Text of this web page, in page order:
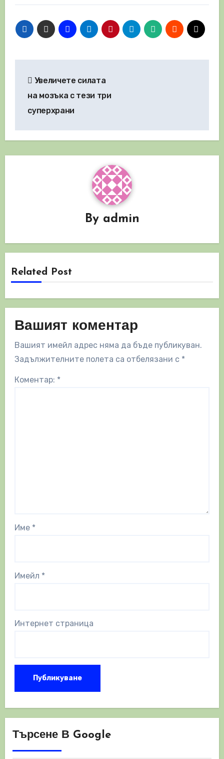
Увеличете силата
на мозъка с тези три
суперхрани
By admin
Related Post
Вашият коментар
Вашият имейл адрес няма да бъде публикуван.
Задължителните полета са отбелязани с *
Коментар: *
Име *
Имейл *
Интернет страница
Търсене В Google